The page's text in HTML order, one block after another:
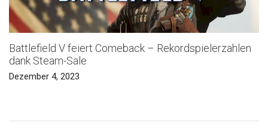
Battlefield V feiert Comeback – Rekordspielerzahlen
dank Steam-Sale
Dezember 4, 2023